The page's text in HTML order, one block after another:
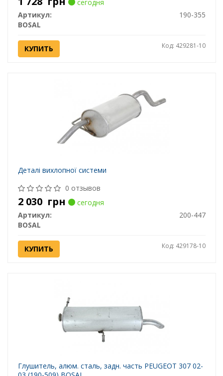
сегодня
Артикул:
190-355
BOSAL
КУПИТЬ Код: 429281-10
Деталі вихлопної системи
0 отзывов
2 030 грн
сегодня
Артикул:
200-447
BOSAL
КУПИТЬ Код: 429178-10
Глушитель, алюм. cталь, задн. часть PEUGEOT 307 02-